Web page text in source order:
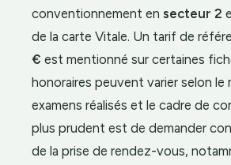
conventionnement en secteur 2
de la carte Vitale. Un tarif de
€ est mentionné sur certaines
honoraires peuvent varier selon le
examens réalisés et le cadre de
plus prudent est de demander
de la prise de rendez-vous,